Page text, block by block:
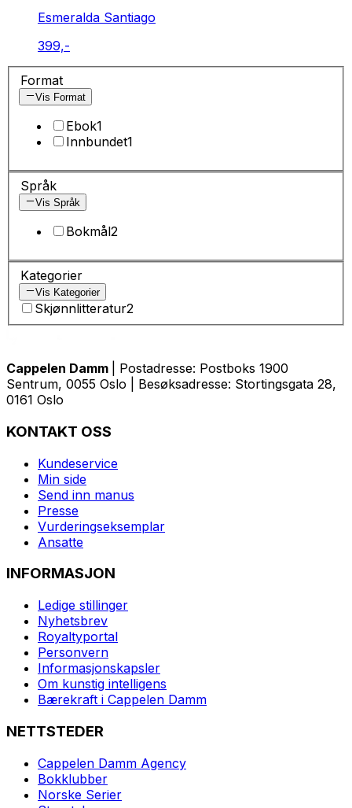
Esmeralda Santiago
399,-
Format
Vis Format
Ebok1
Innbundet1
Språk
Vis Språk
Bokmål2
Kategorier
Vis Kategorier
Skjønnlitteratur2
Cappelen Damm
| Postadresse: Postboks 1900
Sentrum, 0055 Oslo | Besøksadresse: Stortingsgata 28,
0161 Oslo
KONTAKT OSS
Kundeservice
Min side
Send inn manus
Presse
Vurderingseksemplar
Ansatte
INFORMASJON
Ledige stillinger
Nyhetsbrev
Royaltyportal
Personvern
Informasjonskapsler
Om kunstig intelligens
Bærekraft i Cappelen Damm
NETTSTEDER
Cappelen Damm Agency
Bokklubber
Norske Serier